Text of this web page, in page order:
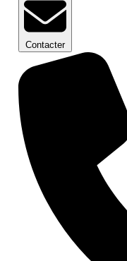
Contacter